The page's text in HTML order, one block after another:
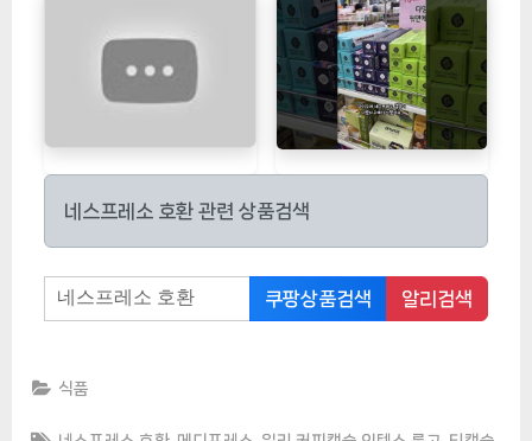
네스프레소 호환 관련 상품검색
쿠팡상품검색 알리검색
식품